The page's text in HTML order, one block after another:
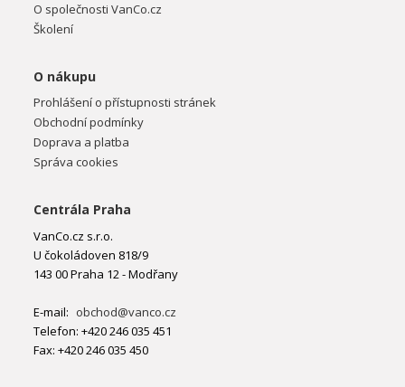
O společnosti VanCo.cz
Školení
O nákupu
Prohlášení o přístupnosti stránek
Obchodní podmínky
Doprava a platba
Správa cookies
Centrála Praha
VanCo.cz s.r.o.
U čokoládoven 818/9
143 00 Praha 12 - Modřany
E-mail: obchod@vanco.cz
Telefon: +420 246 035 451
Fax: +420 246 035 450